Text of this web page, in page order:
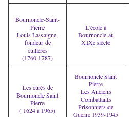
Bournoncle-Saint-
Pierre
Louis Lassaigne,
fondeur de
cuillères
(1760-1787)
L'école à
Bournoncle au
XIXe siècle
Les curés de
Bournoncle Saint
Pierre
( 1624 à 1965)
Bournoncle Saint
Pierre
Les Anciens
Combattants
Prisonniers de
Guerre 1939-1945